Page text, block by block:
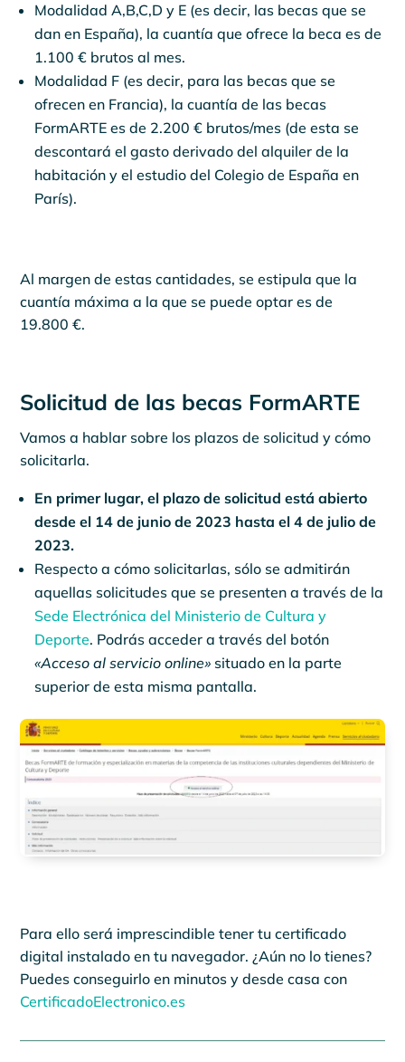
Modalidad A,B,C,D y E (es decir, las becas que se
dan en España), la cuantía que ofrece la beca es de
1.100 € brutos al mes.
Modalidad F (es decir, para las becas que se
ofrecen en Francia), la cuantía de las becas
FormARTE es de 2.200 € brutos/mes (de esta se
descontará el gasto derivado del alquiler de la
habitación y el estudio del Colegio de España en
París).
Al margen de estas cantidades, se estipula que la
cuantía máxima a la que se puede optar es de
19.800 €.
Solicitud de las becas FormARTE
Vamos a hablar sobre los plazos de solicitud y cómo
solicitarla.
En primer lugar, el plazo de solicitud está abierto
desde el 14 de junio de 2023 hasta el 4 de julio de
2023.
Respecto a cómo solicitarlas, sólo se admitirán
aquellas solicitudes que se presenten a través de la
Sede Electrónica del Ministerio de Cultura y
Deporte. Podrás acceder a través del botón
«Acceso al servicio online» situado en la parte
superior de esta misma pantalla.
Para ello será imprescindible tener tu certificado
digital instalado en tu navegador. ¿Aún no lo tienes?
Puedes conseguirlo en minutos y desde casa con
CertificadoElectronico.es